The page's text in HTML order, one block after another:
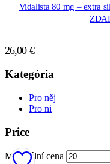
Vidalista 80 mg – extra
26,00 €
Kategória
Pro něj
Pro ni
Price
Minimální cena